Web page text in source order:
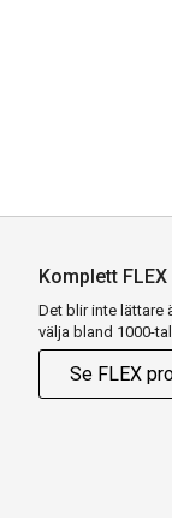
Komplett FLEX
Det blir inte lättare
välja bland 1000-
Se FLEX